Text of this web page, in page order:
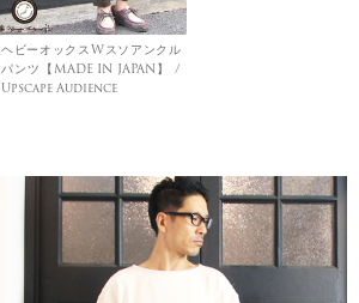
ヘビーオックスWスソアンクル
パンツ【MADE IN JAPAN】 /
Upscape Audience